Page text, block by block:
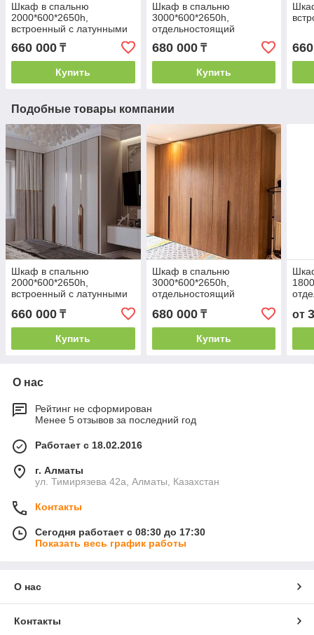
Шкаф в спальню
2000*600*2650h,
встроенный с латунными
660 000 ₸
Купить
Шкаф в спальню
3000*600*2650h,
отдельностоящий
680 000₸
Купить
Подобные товары компании
Шкаф в спальню
2000*600*2650h,
встроенный с латунными
660 000 ₸
Купить
Шкаф в спальню
3000*600*2650h,
отдельностоящий
680 000₸
Купить
от
О нас
Рейтинг не сформирован
Менее 5 отзывов за последний год
Работает с 18.02.2016
г. Алматы
ул. Тимирязева 42а, Алматы, Казахстан
Контакты
Сегодня работает с 08:30 до 17:30
Показать весь график работы
О нас
Контакты